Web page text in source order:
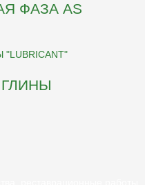
ФАЗА AS